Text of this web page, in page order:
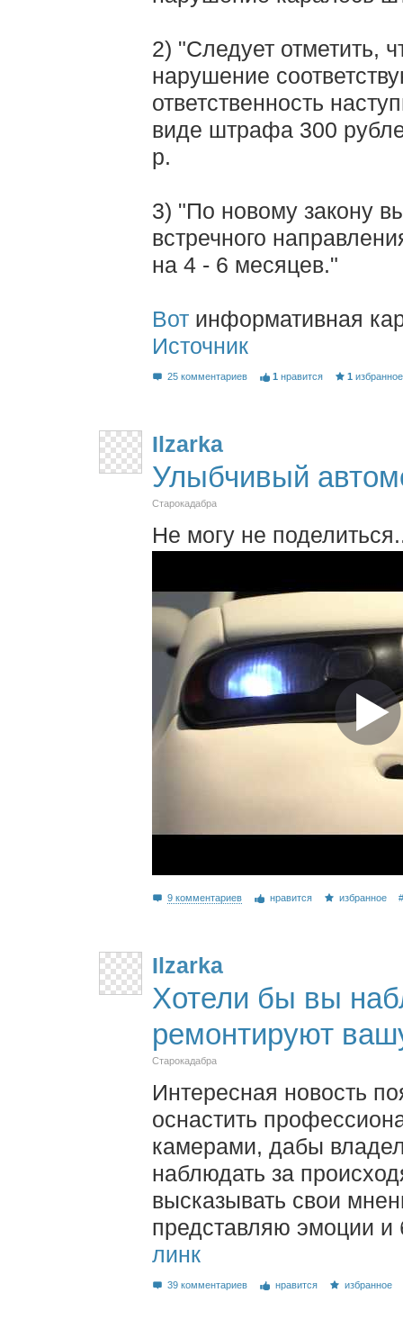
2) "Следует отметить,
нарушение
ответственность
виде штрафа 300
р.
3) "По новому закону
встречного
на 4 - 6 месяцев."
Вот информативная
Источник
25 комментариев 1 нравится 1 избранное
Ilzarka
Улыбчивый
Старокадабра
Не могу не
9 комментариев нравится избранное
Ilzarka
Хотели бы вы
ремонтируют
Старокадабра
Интересная новость
оснастить
камерами, дабы
наблюдать за
высказывать свои
представляю эмоции и
линк
39 комментариев нравится избранное